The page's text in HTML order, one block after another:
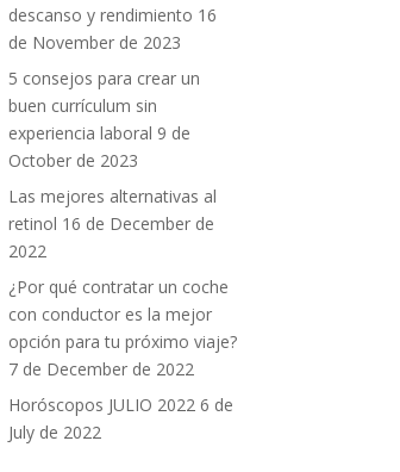
descanso y rendimiento 16
de November de 2023
5 consejos para crear un
buen currículum sin
experiencia laboral 9 de
October de 2023
Las mejores alternativas al
retinol 16 de December de
2022
¿Por qué contratar un coche
con conductor es la mejor
opción para tu próximo viaje?
7 de December de 2022
Horóscopos JULIO 2022 6 de
July de 2022